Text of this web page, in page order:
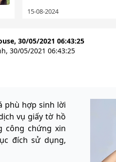
15-08-2024
30/05/2021 06:43:25
30/05/2021 06:43:25
phù hợp sinh lời
vụ giấy tờ hồ
công chứng xin
đích sử dụng,